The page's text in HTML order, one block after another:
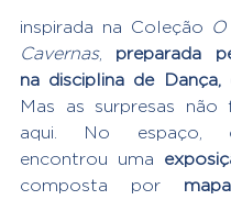
inspirada na Coleção
Cavernas, preparada
na disciplina de
Mas as surpresas não
aqui. No espaço,
encontrou uma
composta por